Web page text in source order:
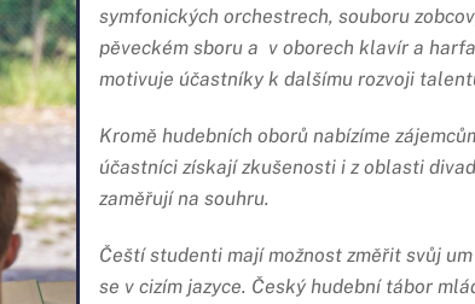
symfonických orchestrech, souboru
pěveckém sboru a v oborech klavír a
motivuje účastníky k dalšímu rozvoji
Kromě hudebních oborů nabízíme
účastníci získají zkušenosti i z oblasti
zaměřují na souhru.
Čeští studenti mají možnost změřit svůj
se v cizím jazyce. Český hudební tábor